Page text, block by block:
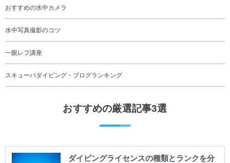
おすすめの水中カメラ
水中写真撮影のコツ
一眼レフ講座
スキューバダイビング・ブログランキング
おすすめの厳選記事3選
ダイビングライセンスの種類とランクを分